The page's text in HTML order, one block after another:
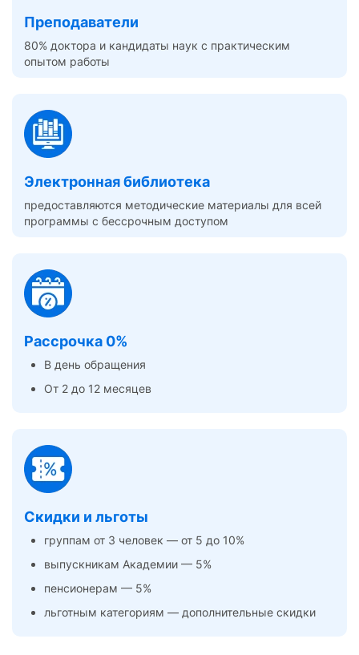
Преподаватели
80% доктора и кандидаты наук с практическим
опытом работы
Электронная библиотека
предоставляются методические материалы для всей
программы с бессрочным доступом
Рассрочка 0%
В день обращения
От 2 до 12 месяцев
Скидки и льготы
группам от 3 человек — от 5 до 10%
выпускникам Академии — 5%
пенсионерам — 5%
льготным категориям — дополнительные скидки